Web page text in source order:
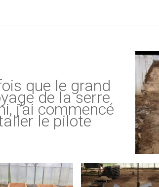
que le grand
de la serre
j’ai commencé
le pilote